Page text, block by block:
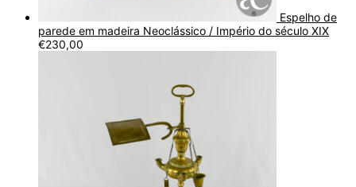
Espelho de
parede em madeira Neoclássico / Império do século XIX
€230,00